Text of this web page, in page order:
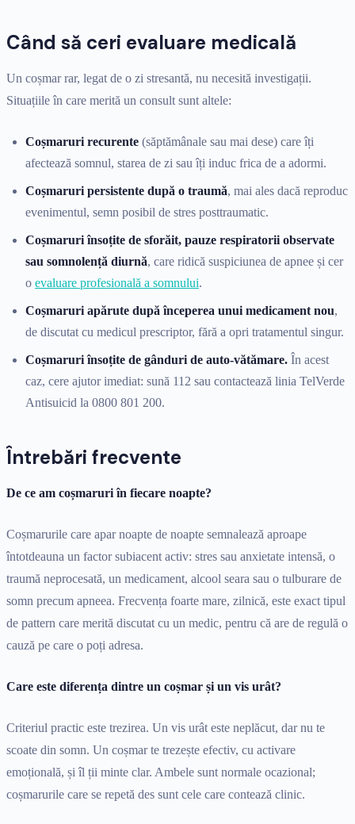
Când să ceri evaluare medicală
Un coșmar rar, legat de o zi stresantă, nu necesită investigații.
Situațiile în care merită un consult sunt altele:
Coșmaruri recurente (săptămânale sau mai dese) care îți
afectează somnul, starea de zi sau îți induc frica de a adormi.
Coșmaruri persistente după o traumă, mai ales dacă reproduc
evenimentul, semn posibil de stres posttraumatic.
Coșmaruri însoțite de sforăit, pauze respiratorii observate
sau somnolență diurnă, care ridică suspiciunea de apnee și cer
o evaluare profesională a somnului.
Coșmaruri apărute după începerea unui medicament nou,
de discutat cu medicul prescriptor, fără a opri tratamentul singur.
Coșmaruri însoțite de gânduri de auto-vătămare. În acest
caz, cere ajutor imediat: sună 112 sau contactează linia TelVerde
Antisuicid la 0800 801 200.
Întrebări frecvente
De ce am coșmaruri în fiecare noapte?
Coșmarurile care apar noapte de noapte semnalează aproape
întotdeauna un factor subiacent activ: stres sau anxietate intensă, o
traumă neprocesată, un medicament, alcool seara sau o tulburare de
somn precum apneea. Frecvența foarte mare, zilnică, este exact tipul
de pattern care merită discutat cu un medic, pentru că are de regulă o
cauză pe care o poți adresa.
Care este diferența dintre un coșmar și un vis urât?
Criteriul practic este trezirea. Un vis urât este neplăcut, dar nu te
scoate din somn. Un coșmar te trezește efectiv, cu activare
emoțională, și îl ții minte clar. Ambele sunt normale ocazional;
coșmarurile care se repetă des sunt cele care contează clinic.